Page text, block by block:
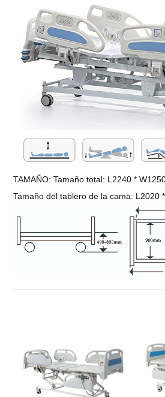
TAMAÑO: Tamaño total: L2240 *
Tamaño del tablero de la cama: L2020